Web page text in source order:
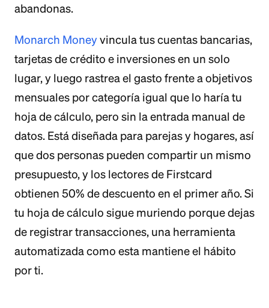
abandonas.
Monarch Moneyvincula tus cuentas bancarias,
tarjetas de crédito e inversiones en un solo
lugar, y luego rastrea el gasto frente a objetivos
mensuales por categoría igual que lo haría tu
hoja de cálculo, pero sin la entrada manual de
datos. Está diseñada para parejas y hogares, así
que dos personas pueden compartir un mismo
presupuesto, y los lectores de Firstcard
obtienen 50% de descuento en el primer año. Si
tu hoja de cálculo sigue muriendo porque dejas
de registrar transacciones, una herramienta
automatizada como esta mantiene el hábito
por ti.